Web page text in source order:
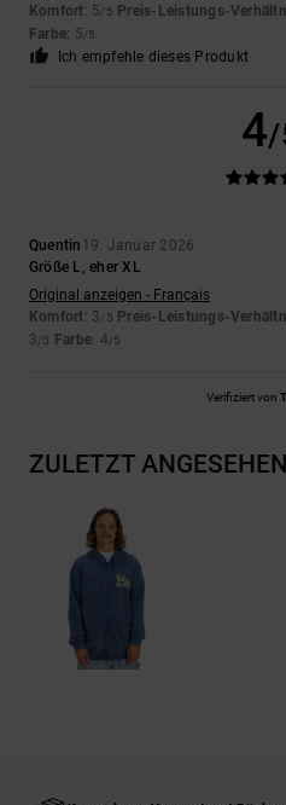
Komfort: 5/5 Preis-Leistungs-
Farbe: 5/5
Ich empfehle dieses Produkt
4/
Quentin 19. Januar 2026
Größe L, eher XL
Original anzeigen - Français
Komfort: 3/5 Preis-Leistungs-
3/5 Farbe: 4/5
Verifiziert von
ZULETZT